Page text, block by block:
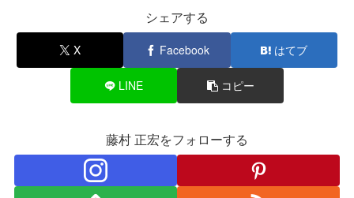
シェアする
X Facebook はてブ
LINE コピー
藤村 正宏をフォローする